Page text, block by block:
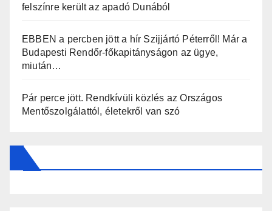
felszínre került az apadó Dunából
EBBEN a percben jött a hír Szijjártó Péterről! Már a
Budapesti Rendőr-főkapitányságon az ügye,
miután…
Pár perce jött. Rendkívüli közlés az Országos
Mentőszolgálattól, életekről van szó